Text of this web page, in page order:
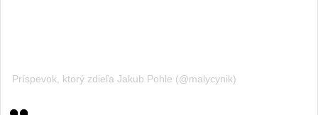
Príspevok, ktorý zdieľa Jakub Pohle (@malycynik)